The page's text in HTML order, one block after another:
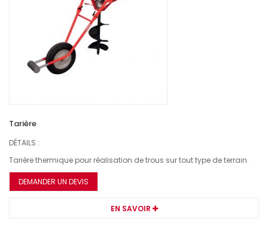
Tarière
DÉTAILS :
Tarière thermique pour réalisation de trous sur tout type de terrain.
DEMANDER UN DEVIS
EN SAVOIR